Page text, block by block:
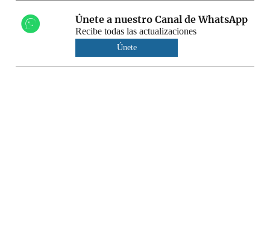
Únete a nuestro Canal de WhatsApp
Recibe todas las actualizaciones
Únete